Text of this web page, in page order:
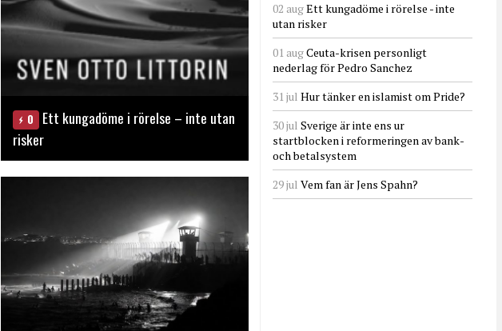
0
Ett kungadöme i rörelse – inte utan
risker
02 augEtt kungadöme i rörelse - inte
utan risker
01 augCeuta-krisen personligt
nederlag för Pedro Sanchez
31 jul Hur tänker en islamist om Pride?
30 jul Sverige är inte ens ur
startblocken i reformeringen av bank-
och betalsystem
29 jul Vem fan är Jens Spahn?